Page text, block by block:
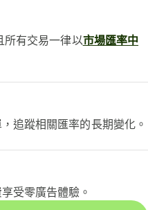
所有交易一律以市場匯率中
追蹤相關匯率的長期變化。
受零廣告體驗。